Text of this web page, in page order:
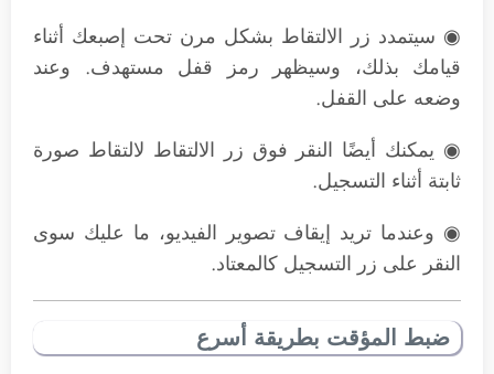
◉ سيتمدد زر الالتقاط بشكل مرن تحت إصبعك أثناء
قيامك بذلك، وسيظهر رمز قفل مستهدف. وعند
وضعه على القفل.
◉ يمكنك أيضًا النقر فوق زر الالتقاط لالتقاط صورة
ثابتة أثناء التسجيل.
◉ وعندما تريد إيقاف تصوير الفيديو، ما عليك سوى
النقر على زر التسجيل كالمعتاد.
ضبط المؤقت بطريقة أسرع